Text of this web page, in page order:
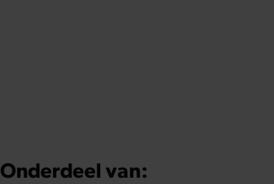
Onderdeel van: